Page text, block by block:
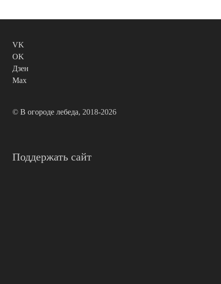
VK
OK
Дзен
Max
© В огороде лебеда, 2018-2026
Поддержать сайт